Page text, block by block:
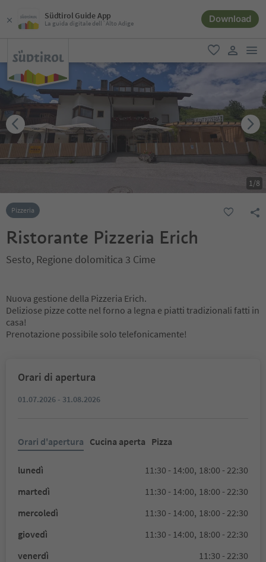
Südtirol Guide App
La guida digitale dell´Alto Adige Download
favoriti
user link
1/8
Pizzeria
Ristorante Pizzeria Erich
Sesto, Regione dolomitica 3 Cime
Nuova gestione della Pizzeria Erich.
Deliziose pizze cotte nel forno a legna e piatti tradizionali fatti in
casa!
Prenotazione possibile solo telefonicamente!
Orari di apertura
01.07.2026 - 31.08.2026
Orari d'apertura Cucina aperta Pizza
lunedì 11:30 - 14:00, 18:00 - 22:30
martedì
11:30 - 14:00, 18:00 - 22:30
mercoledì
11:30 - 14:00, 18:00 - 22:30
giovedì
11:30 - 14:00, 18:00 - 22:30
venerdì
11:30 - 22:30